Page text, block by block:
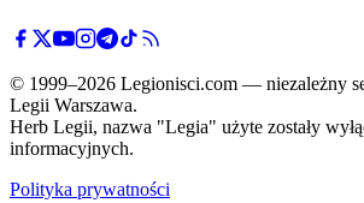
© 1999–2026 Legionisci.com — niezależny
Legii Warszawa.
Herb Legii, nazwa "Legia" użyte zostały
informacyjnych.
Polityka prywatności